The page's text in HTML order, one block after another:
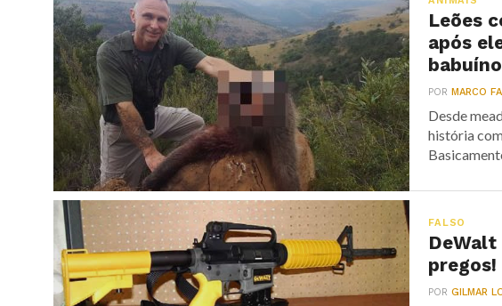
Leões
após
PORMARCO
Desde
história
FALSO
pregos!
PORGILMAR